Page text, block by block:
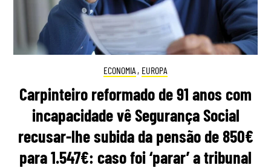
ECONOMIA , EUROPA
Carpinteiro reformado de 91 anos com
incapacidade vê Segurança Social
recusar-lhe subida da pensão de 850€
para 1.547€: caso foi ‘parar’ a tribunal